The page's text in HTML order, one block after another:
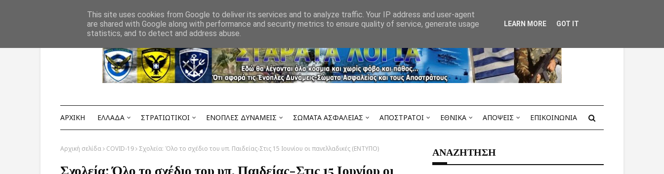
ΑΡΧΙΚΗ ΕΛΛΑΔΑ ΣΤΡΑΤΙΩΤΙΚΟΙ ΕΝΟΠΛΕΣ ΔΥΝΑΜΕΙΣ ΣΩΜΑΤΑ ΑΣΦΑΛΕΙΑΣ ΑΠΟΣΤΡΑΤΟΙ ΕΘΝΙΚΑ ΑΠΟΨΕΙΣ ΕΠΙΚΟΙΝΩΝΙΑ
Αρχική σελίδα COVID-19 Σχολεία: Όλο το σχέδιο του υπ. Παιδείας-Στις 15 Ιουνίου οι πανελλαδικές (ΕΝΤΥΠΟ)
Σχολεία: Όλο το σχέδιο του υπ. Παιδείας-Στις 15 Ιουνίου οι
ΑΝΑΖΗΤΗΣΗ
This site uses cookies from Google to deliver its services and to analyze traffic. Your IP address and user-agent
are shared with Google along with performance and security metrics to ensure quality of service, generate usage
statistics, and to detect and address abuse.
LEARN MORE GOT IT